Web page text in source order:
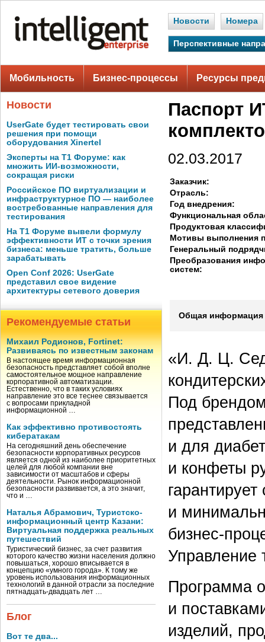
Новости Номера
Перспективные
Мобильность Бизнес-процессы Ресурсы
Новости
UserGate будет тестировать свои
решения при помощи
оборудования Xinertel
Эксперты на Т1 Форуме: как
множить ИИ-возможности,
сокращая риски
Российское ПО виртуализации и
инфраструктурное ПО — наиболее
востребованные направления для
тестирования
На Т1 Форуме вывели формулу
эффективности ИТ с точки зрения
бизнеса: меньше тратить, больше
зарабатывать
Open Conf 2026: UserGate
представил свое видение
архитектуры сетевого доверия
Рекомендуемые статьи
Михаил Родионов, Fortinet:
Развиваясь по известным законам
В настоящее время информационная
безопасность представляет собой вполне
самостоятельное мощное направление
корпоративной автоматизации.
Естественно, что в таких условиях
направление это все теснее связывается
с вопросами прикладной
информационной …
Как эффективно противостоять
кибератакам
На сегодняшний день обеспечение
безопасности корпоративных ресурсов
является одной из наиболее приоритетных
целей для любой компании вне
зависимости от масштабов и сферы
деятельности. Рынок информационной
безопасности развивается, а это значит,
что и …
Наталья Абрамович, Туристско-
информационный центр Казани:
Виртуальная поддержка реальных
путешествий
Туристический бизнес, за счет развития
которого качество жизни населения должно
повышаться, хорошо вписывается в
концепцию «умного города». К тому же
уровень использования информационных
технологий в данной отрасли за последние
пятнадцать-двадцать лет …
Блог
Вот те два...
Паспорт
02.03.2017
Заказчик:
Отрасль:
Год внедрения:
Функциональная
Продуктовая
Мотивы выполнения
Генеральный
Преобразования
систем:
Общая информация
«И. Д. Ц.
Под
и для
и конфеты
и
бизнес-
Управление
Программа
и
изделий,